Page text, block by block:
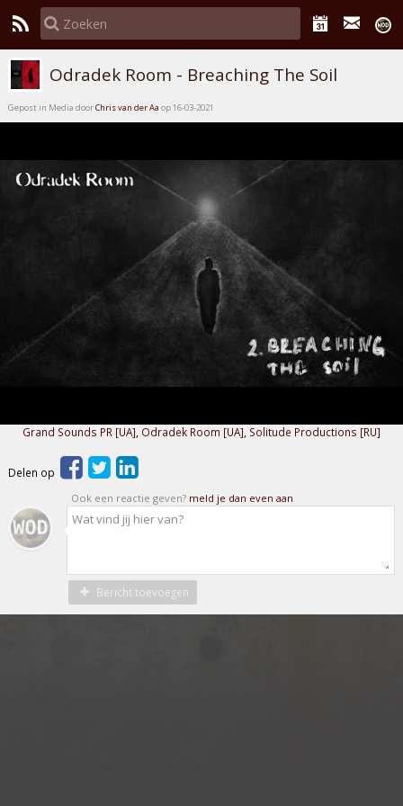
Odradek Room - Breaching The Soil
Gepost in Media doorChris van der Aa op 16-03-2021
Grand Sounds PR [UA] Odradek Room [UA] Solitude Productions [RU]
Delen op
Ook een reactie geven? meld je dan even aan
Bericht toevoegen